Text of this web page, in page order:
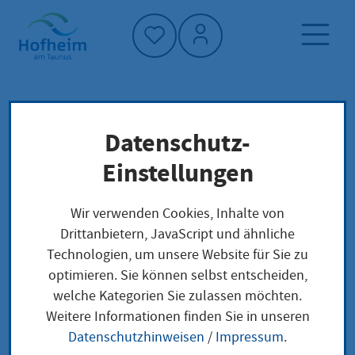
Startseite"
Dienstleistung-Finder
Lokale Anliegen
Betriebssicherheit
Betriebssicherheit
Leistungsbeschreibung
Die speziellen Anforderungen der
Datenschutz-
Einstellungen
Wir verwenden Cookies, Inhalte von
Drittanbietern, JavaScript und ähnliche
Technologien, um unsere Website für Sie zu
optimieren. Sie können selbst entscheiden,
welche Kategorien Sie zulassen möchten.
Weitere Informationen finden Sie in unseren
Datenschutzhinweisen / Impressum.